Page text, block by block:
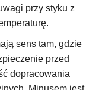
przy styku z
sens tam, gdzie
przed
dopracowania